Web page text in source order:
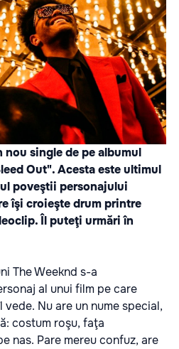
nou single de pe albumul
Out". Acesta este ultimul
poveştii personajului
îşi croieşte drum printre
Îl puteţi urmări în
The Weeknd s-a
al unui film pe care
Nu are un nume special,
costum roşu, faţa
nas. Pare mereu confuz, are